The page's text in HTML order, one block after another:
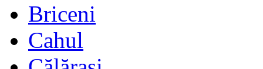
Briceni
Cahul